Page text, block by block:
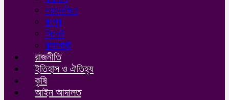
ময়মনসিংহ
রংপুর
সিলেট
রাজশাহী
রাজনীতি
ইতিহাস ও ঐতিহ্য
কৃষি
আইন আদালত